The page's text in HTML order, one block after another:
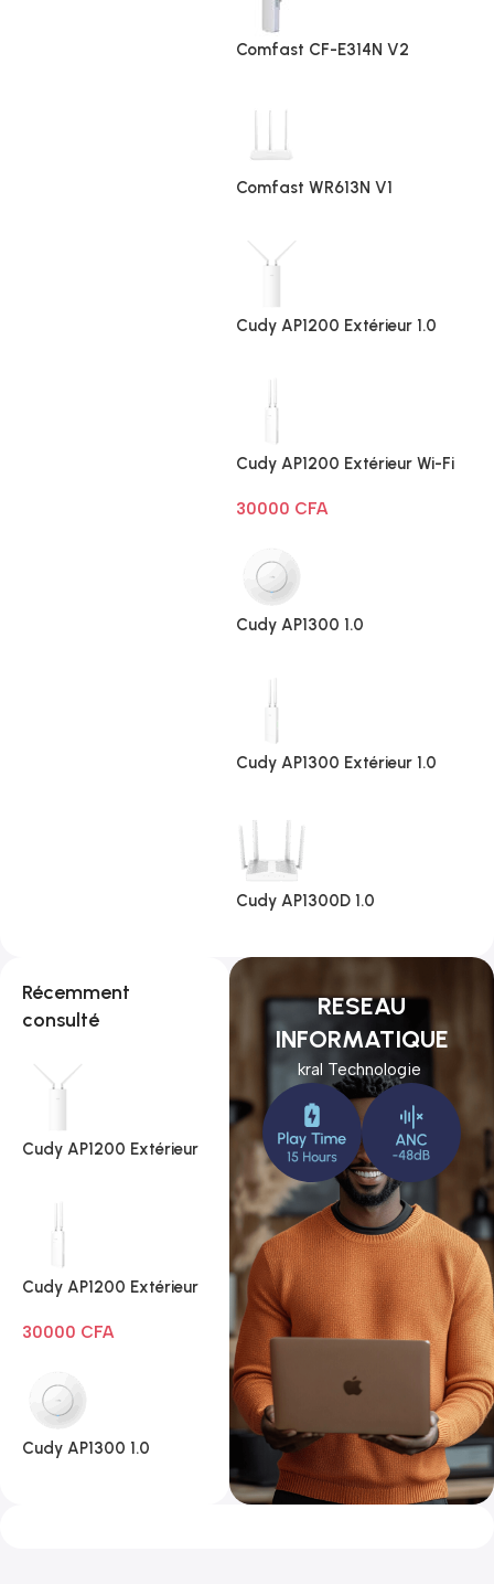
Récemment
consulté
Cudy AP1200 Extérieur
Cudy AP1200 Extérieur
30000 CFA
Cudy AP1300 1.0
RESEAU
INFORMATIQUE
kral Technologie
Comfast CF-E314N V2
Comfast WR613N V1
Cudy AP1200 Extérieur 1.0
Cudy AP1200 Extérieur Wi-Fi
30000 CFA
Cudy AP1300 1.0
Cudy AP1300 Extérieur 1.0
Cudy AP1300D 1.0